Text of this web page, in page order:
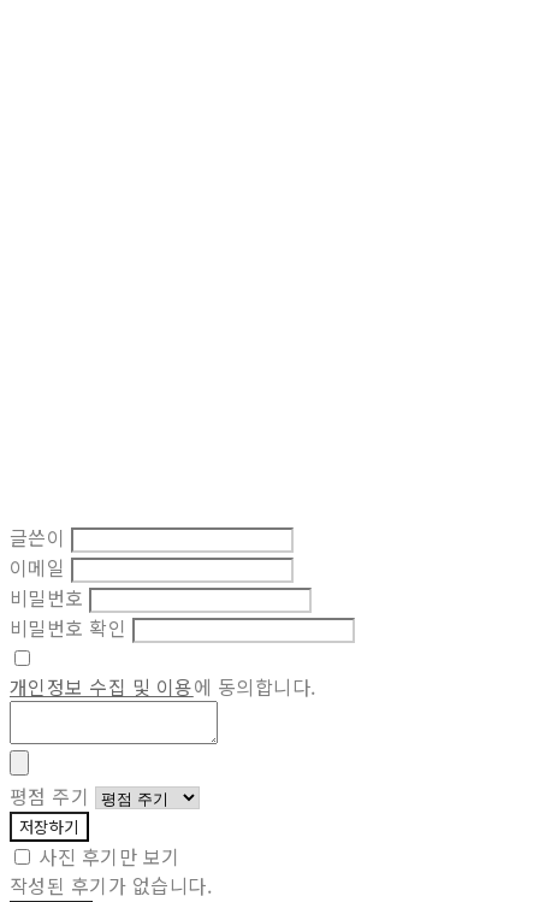
글쓴이
이메일
비밀번호
비밀번호 확인
개인정보 수집 및 이용에 동의합니다.
평점 주기
저장하기
사진 후기만 보기
작성된 후기가 없습니다.